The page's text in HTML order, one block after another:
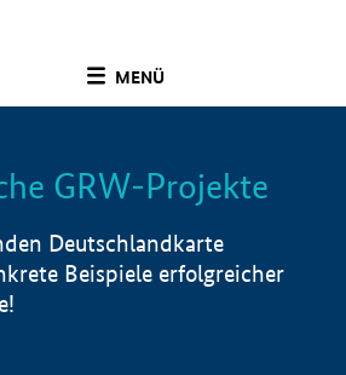
MENÜ
Info
GRW-Projekte
Deutschlandkarte
Beispiele erfolgreicher